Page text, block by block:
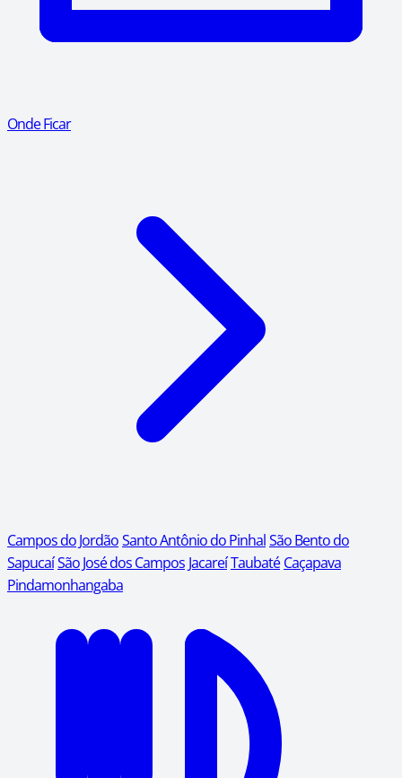
Onde Ficar
Campos do JordãoSanto Antônio do PinhalSão Bento do
SapucaíSão José dos Campos JacareíTaubaté Caçapava
Pindamonhangaba